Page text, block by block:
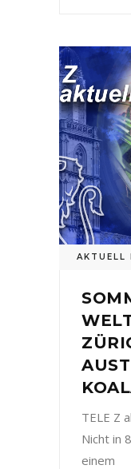
AKTUELL
TELE Z
Nicht in
einem